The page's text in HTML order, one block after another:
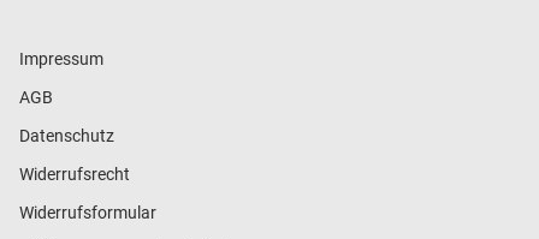
Impressum
AGB
Datenschutz
Widerrufsrecht
Widerrufsformular